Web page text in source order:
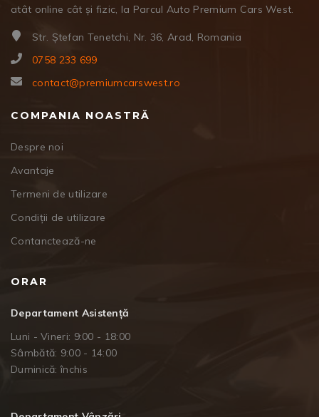
atât online cât și fizic, la Parcul Auto Premium Cars West.
Str. Ștefan Tenetchi, Nr. 36, Arad, Romania
0758 233 699
contact@premiumcarswest.ro
COMPANIA NOASTRĂ
Despre noi
Avantaje
Termeni de utilizare
Condiții de utilizare
Contanctează-ne
ORAR
Departament Asistență
Luni - Vineri: 9:00 - 18:00
Sâmbătă: 9:00 - 14:00
Duminică: închis